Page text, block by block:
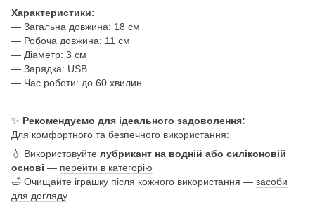
Характеристики:
— Загальна довжина: 18 см
— Робоча довжина: 11 см
— Діаметр: 3 см
— Зарядка: USB
— Час роботи: до 60 хвилин
────────────────────────────
✨ Рекомендуємо для ідеального задоволення:
Для комфортного та безпечного використання:
💧 Використовуйте лубрикант на водній або силіконовій
основі — перейти в категорію
🛁 Очищайте іграшку після кожного використання — засоби
для догляду